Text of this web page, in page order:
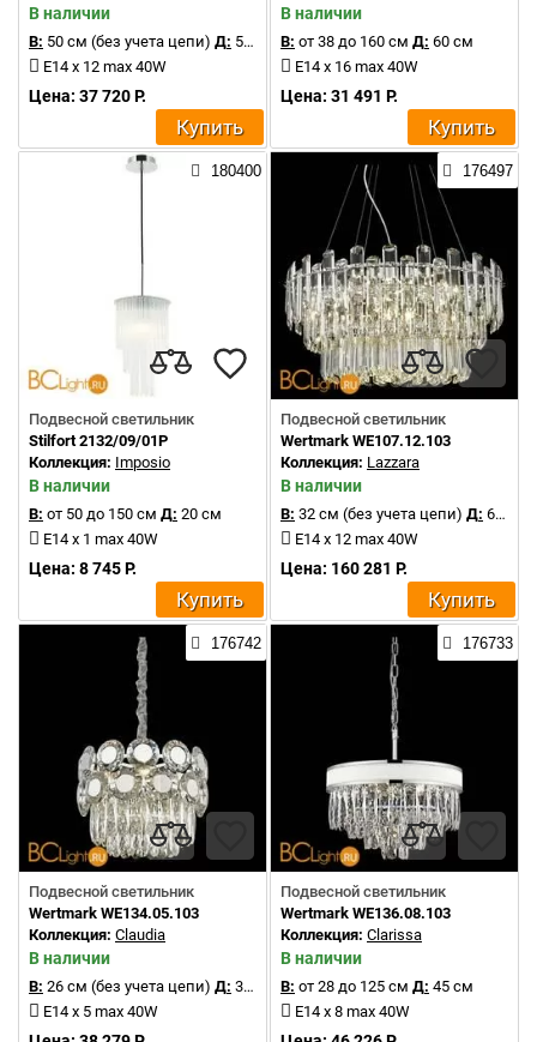
В наличии
В: 50 см (без учета цепи) Д: 50 см
E14 x 12 max 40W
Цена: 37 720 Р.
Купить
В наличии
В: от 38 до 160 см Д: 60 см
E14 x 16 max 40W
Цена: 31 491 Р.
Купить
180400
Подвесной светильник
Stilfort 2132/09/01P
Коллекция: Imposio
В наличии
В: от 50 до 150 см Д: 20 см
E14 x 1 max 40W
Цена: 8 745 Р.
Купить
176497
Подвесной светильник
Wertmark WE107.12.103
Коллекция: Lazzara
В наличии
В: 32 см (без учета цепи) Д: 65 см
E14 x 12 max 40W
Цена: 160 281 Р.
Купить
176742
Подвесной светильник
Wertmark WE134.05.103
Коллекция: Claudia
В наличии
В: 26 см (без учета цепи) Д: 35 см
E14 x 5 max 40W
176733
Подвесной светильник
Wertmark WE136.08.103
Коллекция: Clarissa
В наличии
В: от 28 до 125 см Д: 45 см
E14 x 8 max 40W